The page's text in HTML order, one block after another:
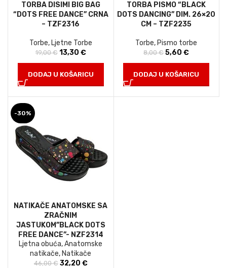
TORBA DISIMI BIG BAG
“DOTS FREE DANCE” CRNA
– TZF2316
Torbe, Ljetne Torbe
19,00€
Izvorna cijena
bila je: 19,00 €.
13,30 €
cijena je:
13,30 €.
DODAJ U KOŠARICU
TORBA PISMO “BLACK
DOTS DANCING” DIM. 26×20
CM – TZF2235
Torbe, Pismo torbe
8,00€
Izvorna cijena
bila je: 8,00 €.
5,60€
cijena je:
5,60 €.
DODAJ U KOŠARICU
-30%
NATIKAČE ANATOMSKE SA
ZRAČNIM
JASTUKOM”BLACK DOTS
FREE DANCE”- NZF2314
Ljetna obuća,Anatomske
natikače, Natikače
46,00€
Izvorna cijena
32,20 €